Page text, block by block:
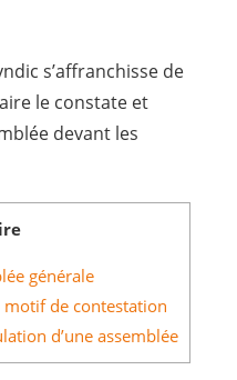
s’affranchisse de
le constate et
devant les
générale
de contestation
d’une assemblée